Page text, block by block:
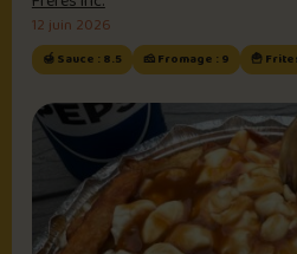
12 juin 2026
🍯 Sauce : 8.5 🧀 Fromage : 9 🍟